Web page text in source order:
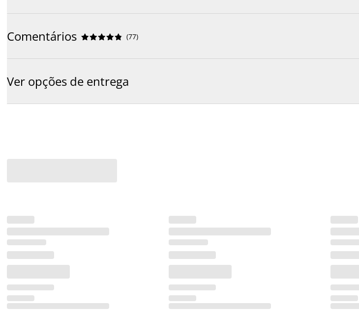
Comentários 




 (77)
Ver opções de entrega